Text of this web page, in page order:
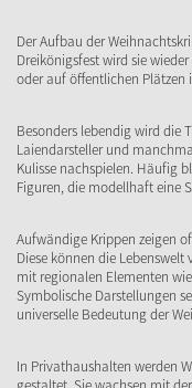
Der Aufbau der
Dreikönigsfest wird sie
oder auf öffentlichen Plätzen
Besonders lebendig wird die
Laiendarsteller und
Kulisse nachspielen. Häufig
Figuren, die modellhaft eine
Aufwändige Krippen zeigen
Diese können die
mit regionalen Elementen
Symbolische Darstellungen
universelle Bedeutung der
In Privathaushalten werden